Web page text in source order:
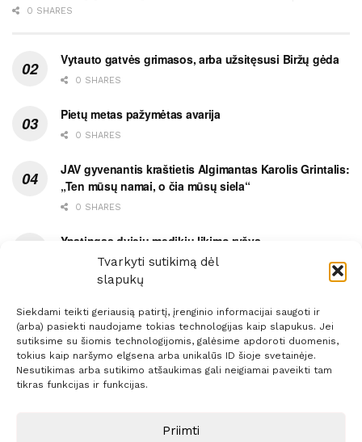
Tvarkyti sutikimą dėl
slapukų
Siekdami teikti geriausią patirtį, įrenginio informacijai saugoti ir
(arba) pasiekti naudojame tokias technologijas kaip slapukus. Jei
sutiksime su šiomis technologijomis, galėsime apdoroti duomenis,
tokius kaip naršymo elgsena arba unikalūs ID šioje svetainėje.
Nesutikimas arba sutikimo atšaukimas gali neigiamai paveikti tam
tikras funkcijas ir funkcijas.
Priimti
0 SHARES
Vytauto gatvės grimasos, arba užsitęsusi Biržų gėda
0 SHARES
Pietų metas pažymėtas avarija
0 SHARES
JAV gyvenantis kraštietis Algimantas Karolis Grintalis:
„Ten mūsų namai, o čia mūsų siela“
0 SHARES
Ypatingas dviejų medikių likimo ryšys
0 SHARES
Prenumerata Reklama Taisyklės Kontaktai